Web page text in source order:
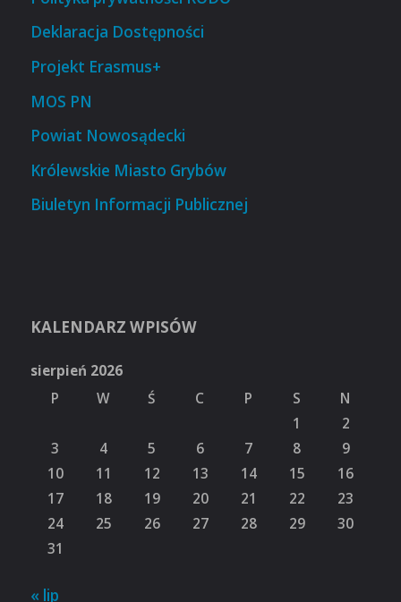
Deklaracja Dostępności
Projekt Erasmus+
MOS PN
Powiat Nowosądecki
Królewskie Miasto Grybów
Biuletyn Informacji Publicznej
KALENDARZ WPISÓW
sierpień 2026
P
W Ś C P S
N
1
2
3
4 5 6 7 8
9
10
11 12 13 14 15
16
17
18 19 20 21 22
23
24
25 26 27 28 29
30
31
« lip